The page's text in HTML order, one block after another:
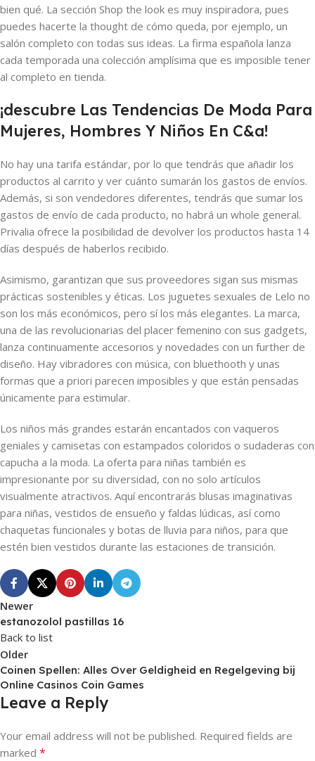
bien qué. La sección Shop the look es muy inspiradora, pues
puedes hacerte la thought de cómo queda, por ejemplo, un
salón completo con todas sus ideas. La firma española lanza
cada temporada una colección amplísima que es imposible tener
al completo en tienda.
¡descubre Las Tendencias De Moda Para
Mujeres, Hombres Y Niños En C&a!
No hay una tarifa estándar, por lo que tendrás que añadir los
productos al carrito y ver cuánto sumarán los gastos de envíos.
Además, si son vendedores diferentes, tendrás que sumar los
gastos de envío de cada producto, no habrá un whole general.
Privalia ofrece la posibilidad de devolver los productos hasta 14
días después de haberlos recibido.
Asimismo, garantizan que sus proveedores sigan sus mismas
prácticas sostenibles y éticas. Los juguetes sexuales de Lelo no
son los más económicos, pero sí los más elegantes. La marca,
una de las revolucionarias del placer femenino con sus gadgets,
lanza continuamente accesorios y novedades con un further de
diseño. Hay vibradores con música, con bluethooth y unas
formas que a priori parecen imposibles y que están pensadas
únicamente para estimular.
Los niños más grandes estarán encantados con vaqueros
geniales y camisetas con estampados coloridos o sudaderas con
capucha a la moda. La oferta para niñas también es
impresionante por su diversidad, con no solo artículos
visualmente atractivos. Aquí encontrarás blusas imaginativas
para niñas, vestidos de ensueño y faldas lúdicas, así como
chaquetas funcionales y botas de lluvia para niños, para que
estén bien vestidos durante las estaciones de transición.
Newer
estanozolol pastillas 16
Back to list
Older
Coinen Spellen: Alles Over Geldigheid en Regelgeving bij
Online Casinos Coin Games
Leave a Reply
Your email address will not be published. Required fields are
marked *